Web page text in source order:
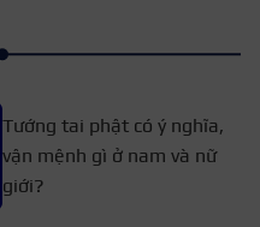
Tướng tai phật có ý nghĩa,
vận mệnh gì ở nam và nữ
giới?